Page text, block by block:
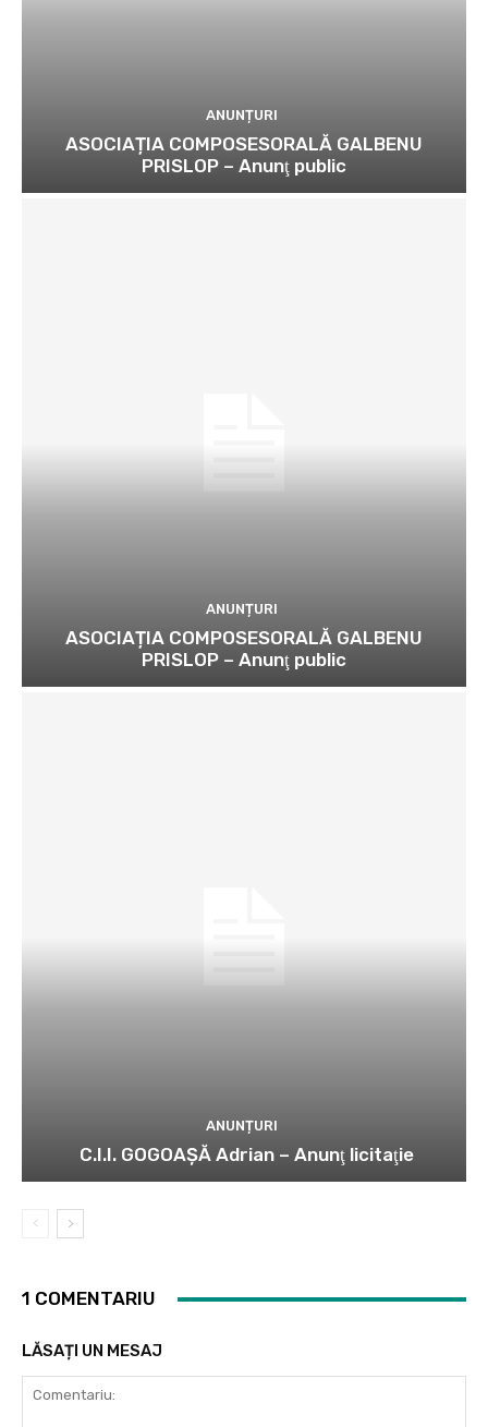
ANUNȚURI
ASOCIAȚIA COMPOSESORALĂ GALBENU
PRISLOP – Anunţ public
ANUNȚURI
ASOCIAȚIA COMPOSESORALĂ GALBENU
PRISLOP – Anunţ public
ANUNȚURI
C.I.I. GOGOAŞĂ Adrian – Anunţ licitaţie
1 COMENTARIU
LĂSAȚI UN MESAJ